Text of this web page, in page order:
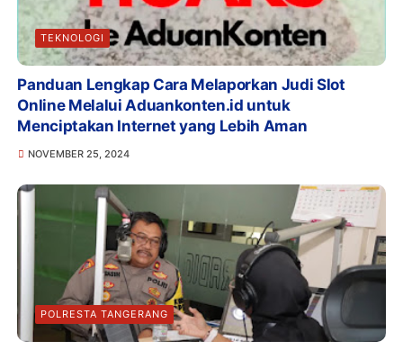
TEKNOLOGI
Panduan Lengkap Cara Melaporkan Judi Slot
Online Melalui Aduankonten.id untuk
Menciptakan Internet yang Lebih Aman
NOVEMBER 25, 2024
POLRESTA TANGERANG